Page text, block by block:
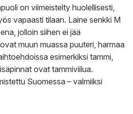
on viimeistelty huolellisesti,
vapaasti tilaan. Laine senkki M
jolloin siihen ei jää
muun muassa puuteri, harmaa
esimerkiksi tammi,
ovat tammiviilua.
Suomessa – valmiiksi